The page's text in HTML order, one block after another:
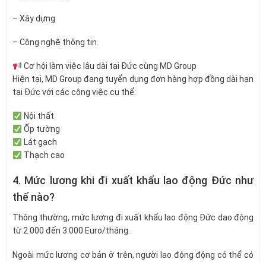
– Xây dựng
– Công nghệ thông tin.
Cơ hội làm việc lâu dài tại Đức cùng MD Group
Hiện tại, MD Group đang tuyển dụng đơn hàng hợp đồng dài hạn
tại Đức với các công việc cụ thể:
Nội thất
Ốp tường
Lát gạch
Thạch cao
4. Mức lương khi đi xuất khẩu lao động Đức như
thế nào?
Thông thường, mức lương đi xuất khẩu lao động Đức dao động
từ 2.000 đến 3.000 Euro/tháng.
Ngoài mức lương cơ bản ở trên, người lao động động có thể có